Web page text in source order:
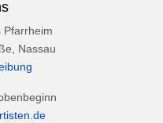
Pfarrheim
Nassau